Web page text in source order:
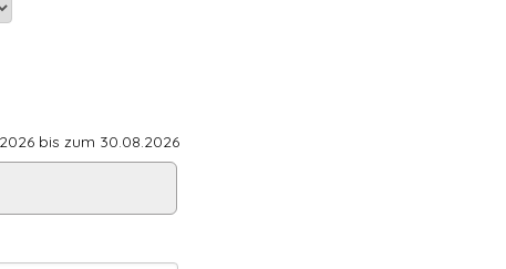
bis zum 30.08.2026